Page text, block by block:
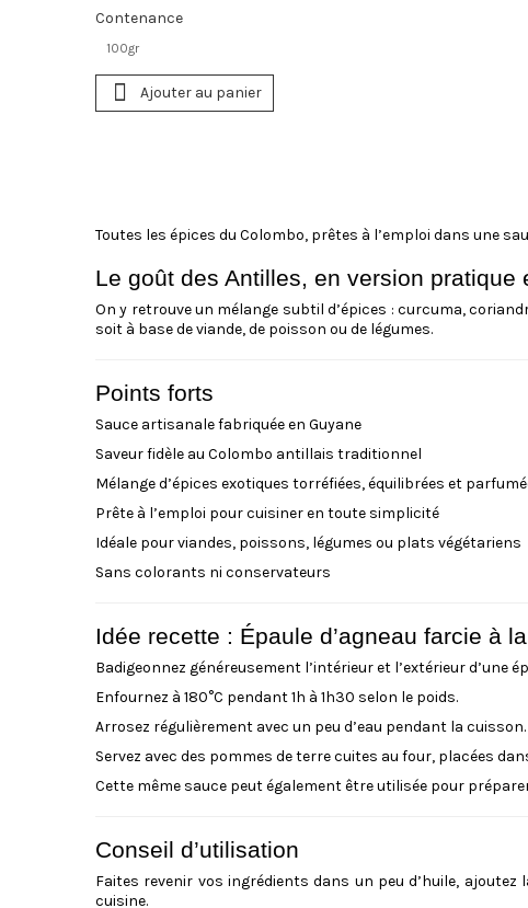
Contenance
100gr
Ajouter au panier
Toutes les épices du Colombo, prêtes à l’emploi dans une
Le goût des Antilles, en version pratique
On y retrouve un mélange subtil d’épices : curcuma,
soit à base de viande, de poisson ou de légumes.
Points forts
Sauce artisanale fabriquée en Guyane
Saveur fidèle au Colombo antillais traditionnel
Mélange d’épices exotiques torréfiées, équilibrées et
Prête à l’emploi pour cuisiner en toute simplicité
Idéale pour viandes, poissons, légumes ou plats végétariens
Sans colorants ni conservateurs
Idée recette : Épaule d’agneau farcie à
Badigeonnez généreusement l’intérieur et l’extérieur d’une
Enfournez à 180°C pendant 1h à 1h30 selon le poids.
Arrosez régulièrement avec un peu d’eau pendant la cuisson.
Servez avec des pommes de terre cuites au four, placées
Cette même sauce peut également être utilisée pour
Conseil d’utilisation
Faites revenir vos ingrédients dans un peu d’huile,
cuisine.